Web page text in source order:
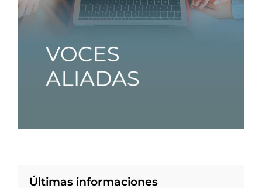
Últimas informaciones